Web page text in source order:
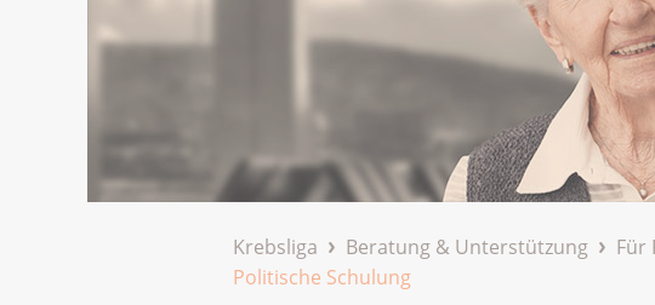
Krebsliga Beratung & Unterstützung Für
Politische Schulung